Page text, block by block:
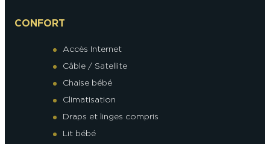
CONFORT
Accès Internet
Câble / Satellite
Chaise bébé
Climatisation
Draps et linges compris
Lit bébé